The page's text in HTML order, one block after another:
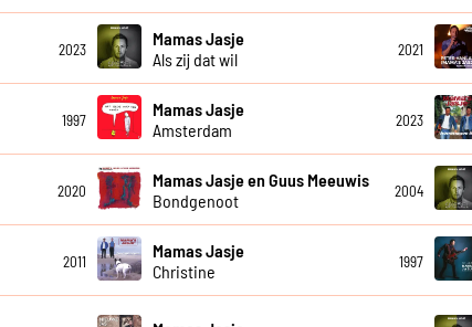
2023
Mamas Jasje
Als zij dat wil
2021
1997
Mamas Jasje
Amsterdam
2023
2020
Mamas Jasje en Guus Meeuwis
Bondgenoot
2004
2011
Mamas Jasje
Christine
1997